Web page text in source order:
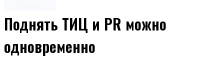
Поднять ТИЦ и PR можно
одновременно